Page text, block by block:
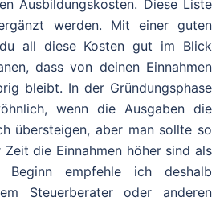
Ausbildungskosten. Diese Liste
werden. Mit einer guten
all diese Kosten gut im Blick
dass von deinen Einnahmen
bleibt. In der Gründungsphase
wenn die Ausgaben die
übersteigen, aber man sollte so
die Einnahmen höher sind als
Beginn empfehle ich deshalb
Steuerberater oder anderen